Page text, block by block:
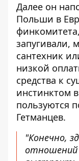
Далее он
Польши в
запугивали,
сантехник
низкой
средства к
инстинктом
пользуются
Гетманцев.
"Конечно,
отношений